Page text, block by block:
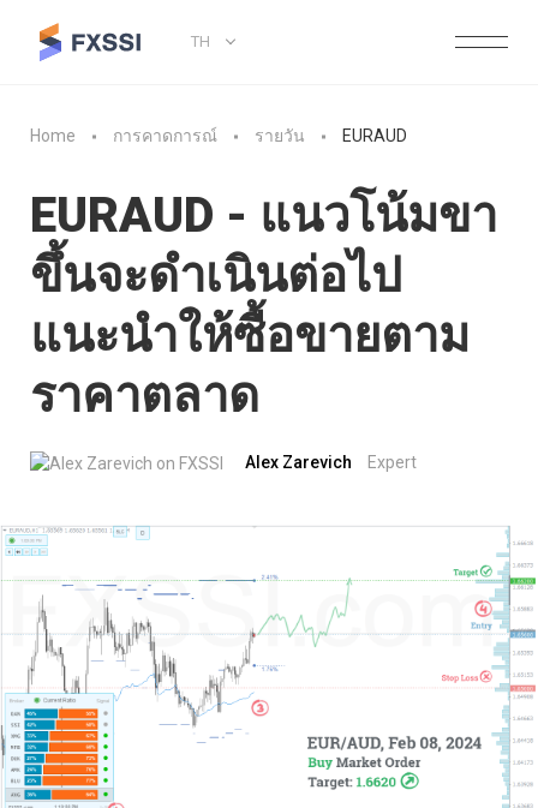
TH
Home การคาดการณ์ รายวัน EURAUD
EURAUD - แนวโน้มขา
ขึ้นจะดำเนินต่อไป
แนะนำให้ซื้อขายตาม
ราคาตลาด
Alex Zarevich Expert